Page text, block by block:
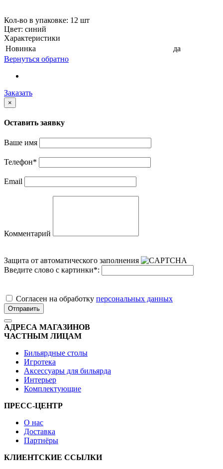
Кол-во в упаковке: 12 шт
Цвет: синий
Характеристики
Новинка
да
Вернуться обратно
Заказать
×
Оставить заявку
Ваше имя
Телефон*
Email
Комментарий
Защита от автоматического заполнения
Введите слово с картинки*:
Cогласен на обработку персональных данных
Отправить
АДРЕСА МАГАЗИНОВ
ЧАСТНЫМ ЛИЦАМ
Бильярдные столы
Игротека
Аксессуары для бильярда
Интерьер
Комплектующие
ПРЕСС-ЦЕНТР
О нас
Доставка
Партнёры
КЛИЕНТСКИЕ ССЫЛКИ